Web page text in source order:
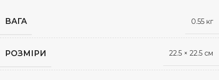
ВАГА 0.55 кг
РОЗМІРИ 22.5 × 22.5 см